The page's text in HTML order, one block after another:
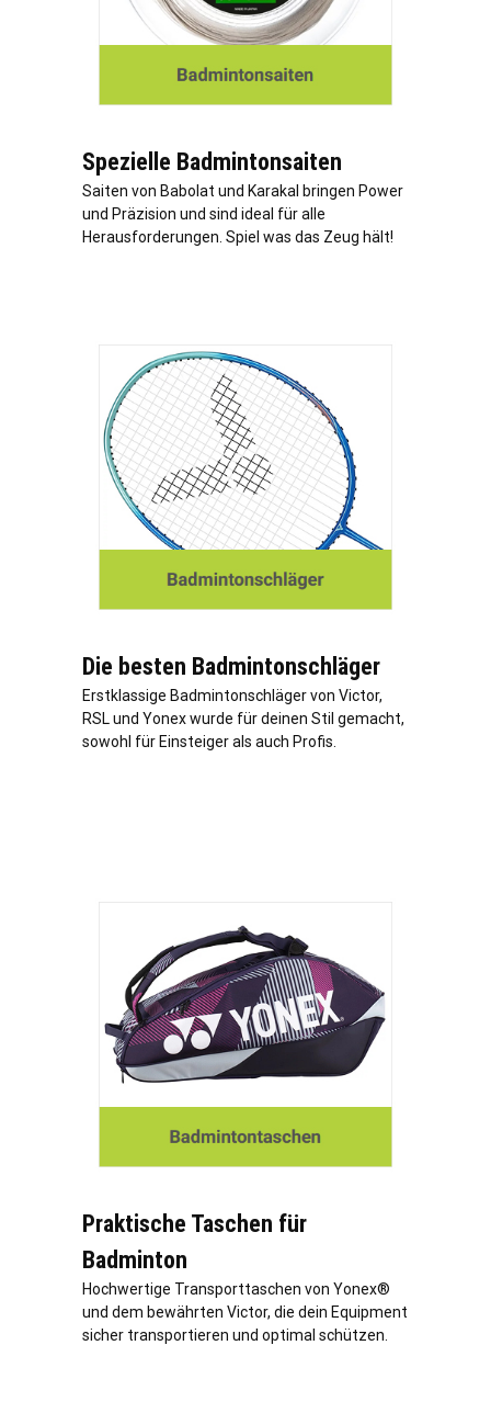
Spezielle Badmintonsaiten
Saiten von Babolat und Karakal bringen Power
und Präzision und sind ideal für alle
Herausforderungen. Spiel was das Zeug hält!
Die besten Badmintonschläger
Erstklassige Badmintonschläger von Victor,
RSL und Yonex wurde für deinen Stil gemacht,
sowohl für Einsteiger als auch Profis.
Praktische Taschen für
Badminton
Hochwertige Transporttaschen von Yonex®
und dem bewährten Victor, die dein Equipment
sicher transportieren und optimal schützen.